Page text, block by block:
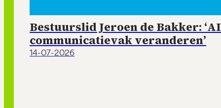
Bestuurslid Jeroen de Bakker:
communicatievak veranderen’
14-07-2026